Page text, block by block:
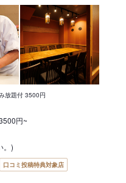
放題付 3500円
円~
。)
口コミ投稿特典対象店